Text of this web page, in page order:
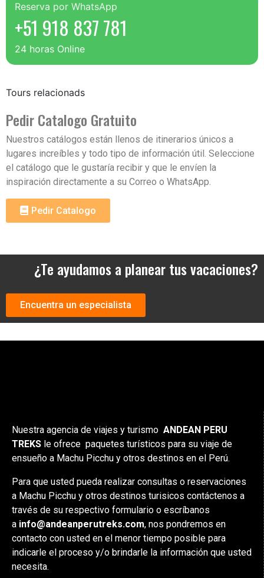
Reserva por WhatsApp
+51 918 837 781
24 horas Online
Tours relacionads
Pedir Catalogo Gratuito
Nuestros catálogos están llenos de itinerarios únicos a
lugares increíbles y todo tipo de información útil. Seleccione
el catálogo que le gustaría recibir y que le envíen la
inspiración directamente a su Correo o WhatsApp.
Pedir Catalogo
¿Te ayudamos a planear tus vacaciones?
Encuentra un especialista
Nuestra agencia de viajes y turismo ANDEAN PERU
TREKS le ofrece paquetes turísticos para su viaje de
ensueño a Machu Picchu y otros destinos en el Perú.
Para que usted pueda realizar consultas o reservaciones
a Machu Picchu y otros destinos turisicos contáctenos a
través de su respectivo formulario o escríbanos
a info@andeanperutreks.com, nos pondremos en
contacto con usted en el menor tiempo posible para
indicarle el proceso y/o brindarle la información que usted
necesita.